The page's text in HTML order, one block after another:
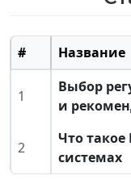
# Название
1
Выбор
и
2
Что такое
системах